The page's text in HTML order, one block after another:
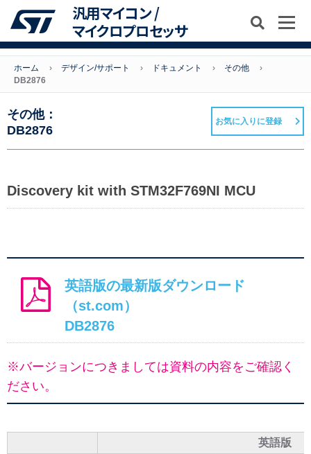
汎用マイコン /
マイクロプロセッサ
ホーム デザイン/サポート ドキュメント
その他
DB2876
その他：
DB2876
お気に入りに登録
Discovery kit with STM32F769NI MCU
英語版の最新版ダウンロード
（st.com）
DB2876
※バージョンにつきましては資料の内容をご確認く
ださい。
英語版